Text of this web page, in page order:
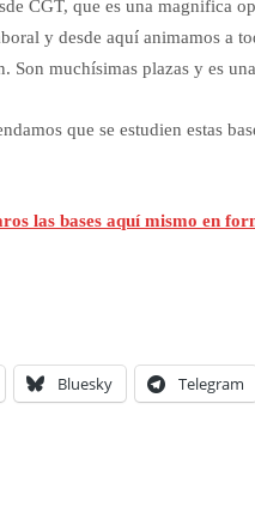
CGT, que es una magnifica
y desde aquí animamos a
Son muchísimas plazas y es
que se estudien estas
las bases aquí mismo en
Bluesky Telegram